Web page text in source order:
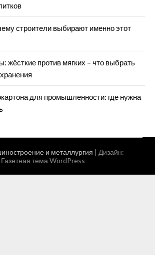
строители выбирают именно этот
жёсткие против мягких – что выбрать
для промышленности: где нужна
и металлургия | Дизайн:
Газетная тема WordPress